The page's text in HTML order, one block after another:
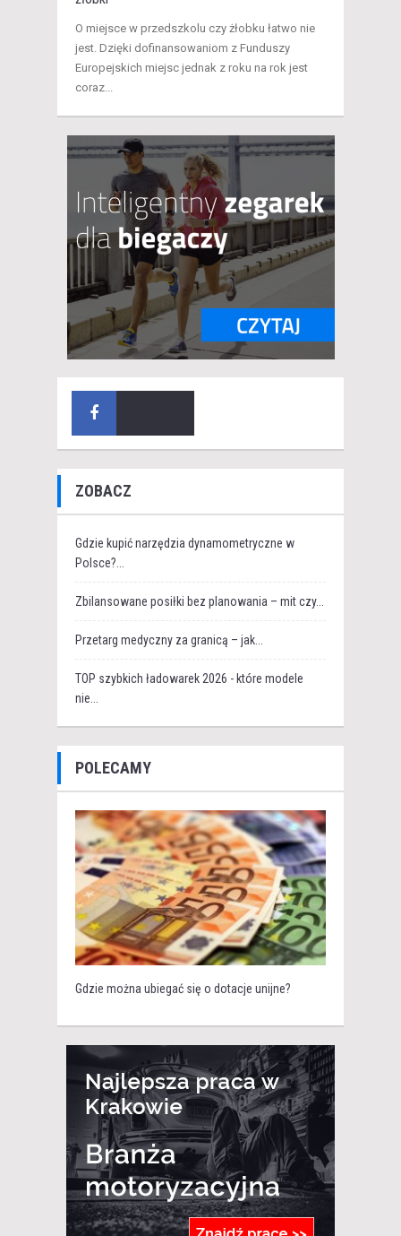
O miejsce w przedszkolu czy żłobku łatwo nie
jest. Dzięki dofinansowaniom z Funduszy
Europejskich miejsc jednak z roku na rok jest
coraz...
ZOBACZ
Gdzie kupić narzędzia dynamometryczne w
Polsce?...
Zbilansowane posiłki bez planowania – mit czy...
Przetarg medyczny za granicą – jak...
TOP szybkich ładowarek 2026 - które modele
nie...
POLECAMY
Gdzie można ubiegać się o dotacje unijne?